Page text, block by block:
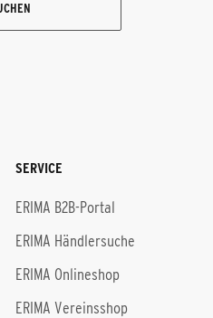
SERVICE
ERIMA B2B-Portal
ERIMA Händlersuche
ERIMA Onlineshop
ERIMA Vereinsshop